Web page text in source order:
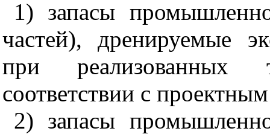
1) запасы
частей), дренируемые
при реализованных
соответствии с
2) запасы